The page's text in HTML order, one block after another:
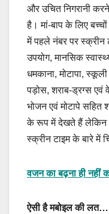
और उचित निगरानी
है। मां-बाप के लिए
में पहले नंबर पर स्क्रीन
उपयोग, मानसिक
धमकाना, मोटापा,
पड़ोस, शराब-ड्रग्स एवं
भोजन एवं मोटापे सहित
के रूप में देखते हैं लेकिन
स्क्रीन टाइम के बारे में
वजन का बढ़ना ही नहीं
ऐसी है मबोइल की लत…